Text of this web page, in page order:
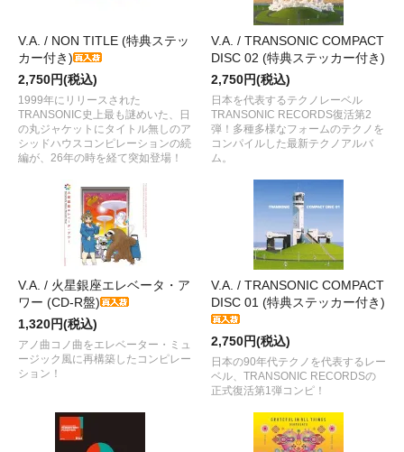
V.A. / NON TITLE (特典ステッ
カー付き)
2,750円(税込)
1999年にリリースされた
TRANSONIC史上最も謎めいた、日
の丸ジャケットにタイトル無しのア
シッドハウスコンピレーションの続
編が、26年の時を経て突如登場！
V.A. / TRANSONIC COMPACT
DISC 02 (特典ステッカー付き)
2,750円(税込)
日本を代表するテクノレーベル
TRANSONIC RECORDS復活第2
弾！多種多様なフォームのテクノを
コンパイルした最新テクノアルバ
ム。
V.A. / 火星銀座エレベータ・ア
ワー (CD-R盤)
1,320円(税込)
アノ曲コノ曲をエレベーター・ミュ
ージック風に再構築したコンピレー
ション！
V.A. / TRANSONIC COMPACT
DISC 01 (特典ステッカー付き)
2,750円(税込)
日本の90年代テクノを代表するレー
ベル、TRANSONIC RECORDSの
正式復活第1弾コンピ！